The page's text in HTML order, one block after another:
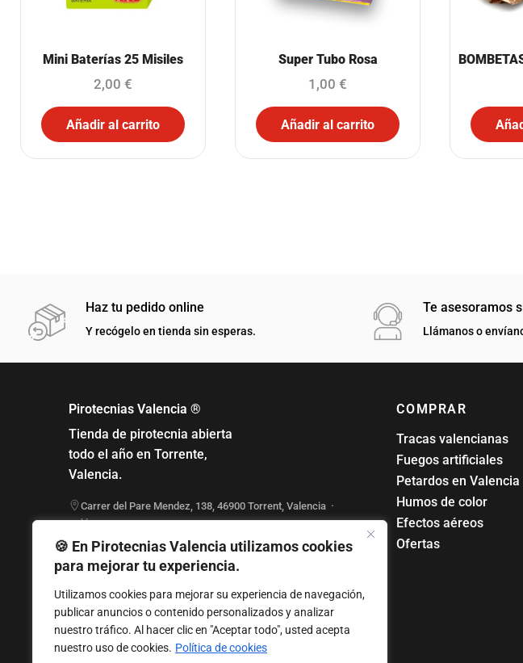
🍪 En Pirotecnias Valencia utilizamos cookies
para mejorar tu experiencia.
Utilizamos cookies para mejorar su experiencia de navegación,
publicar anuncios o contenido personalizados y analizar
nuestro tráfico. Al hacer clic en "Aceptar todo", usted acepta
nuestro uso de cookies. Política de cookies
Mini Baterías 25 Misiles
2,00 €
Añadir al carrito
Super Tubo Rosa
1,00 €
Añadir al carrito
Haz tu pedido online
Y recógelo en tienda sin esperas.
Te asesoramos
Llámanos o
Pirotecnias Valencia ®
Tienda de pirotecnia abierta
todo el año en Torrente,
Valencia.
Carrer del Pare Mendez, 138 46900 Torrent Valencia ·
Ver en mapa
961 555 888
Lunes a Viernes: 17:00 - 20:00
Sábado: 10:00 - 13:30
COMPRAR
Tracas valencianas
Fuegos artificiales
Petardos en Valencia
Humos de color
Efectos aéreos
Ofertas